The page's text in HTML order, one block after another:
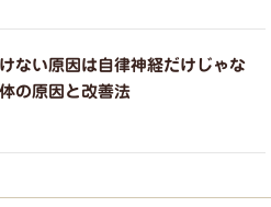
ない原因は自律神経だけじゃな
の原因と改善法